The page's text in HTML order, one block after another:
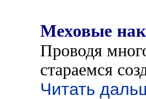
Меховые
Проводя
стараемся
Читать